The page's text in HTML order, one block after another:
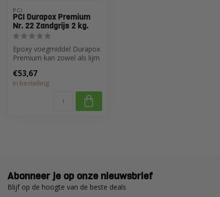
PCI
PCI Durapox Premium
Nr. 22 Zandgrijs 2 kg.
Epoxy voegmiddel Durapox
Premium kan zowel als lijm
zwembaden, ...
€53,67
In bestelling
Abonneer je op onze nieuwsbrief
Blijf op de hoogte van de beste deals